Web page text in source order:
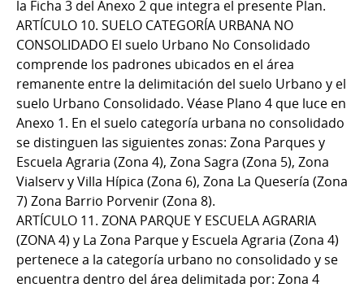
la Ficha 3 del Anexo 2 que integra el presente Plan.
ARTÍCULO 10. SUELO CATEGORÍA URBANA NO
CONSOLIDADO El suelo Urbano No Consolidado
comprende los padrones ubicados en el área
remanente entre la delimitación del suelo Urbano y el
suelo Urbano Consolidado. Véase Plano 4 que luce en
Anexo 1. En el suelo categoría urbana no consolidado
se distinguen las siguientes zonas: Zona Parques y
Escuela Agraria (Zona 4), Zona Sagra (Zona 5), Zona
Vialserv y Villa Hípica (Zona 6), Zona La Quesería (Zona
7) Zona Barrio Porvenir (Zona 8).
ARTÍCULO 11. ZONA PARQUE Y ESCUELA AGRARIA
(ZONA 4) y La Zona Parque y Escuela Agraria (Zona 4)
pertenece a la categoría urbano no consolidado y se
encuentra dentro del área delimitada por: Zona 4